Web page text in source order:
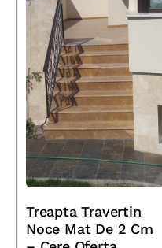
Treapta Travertin
Noce Mat De 2 Cm